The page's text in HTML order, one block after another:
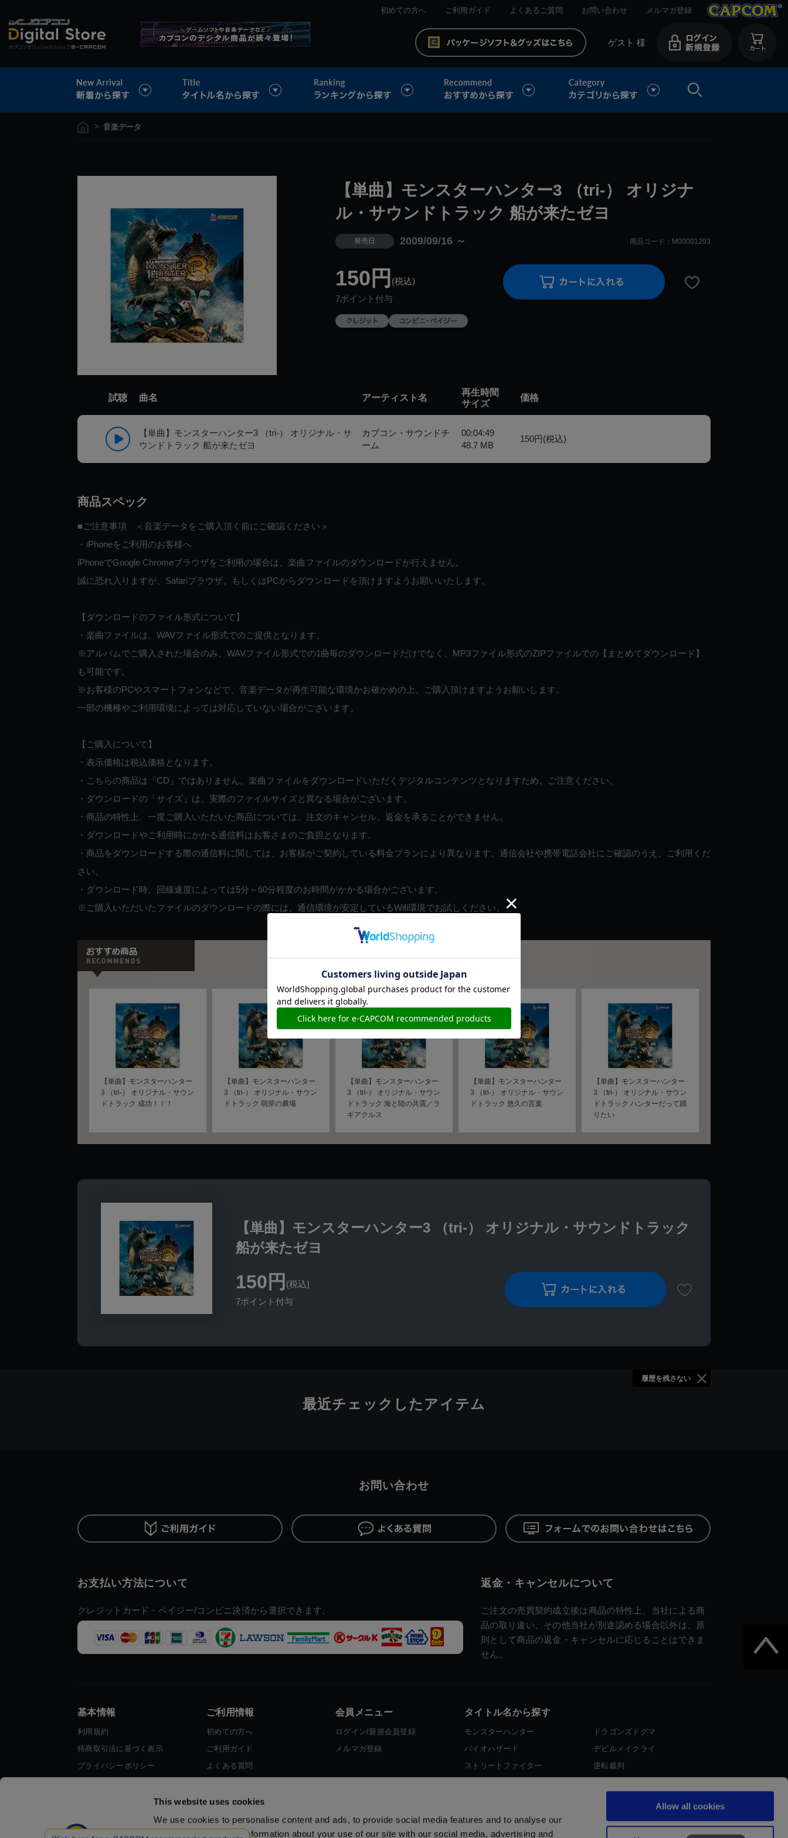
This website uses cookies
We use cookies to personalise content and ads, to provide social media features and to analyse our
traffic. We also share information about your use of our site with our social media, advertising and
Allow all cookies
初めての方へ ご利用ガイド よくあるご質問 お問い合わせ メルマガ登録
ゲスト 様
> 音楽データ
【単曲】モンスターハンター3 （tri-） オリジナ
ル・サウンドトラック 船が来たゼヨ
発売日 2009/09/16 ～ 商品コード：M00001293
150円 (税込)
7ポイント付与
試聴 曲名 アーティスト名
再生時間
サイズ
価格
【単曲】モンスターハンター3 （tri-） オリジナル・サ
ウンドトラック 船が来たゼヨ
カプコン・サウンドチ
ーム
00:04:49
48.7 MB
150円(税込)
商品スペック
■ご注意事項 ＜音楽データをご購入頂く前にご確認ください＞
・iPhoneをご利用のお客様へ
iPhoneでGoogle Chromeブラウザをご利用の場合は、楽曲ファイルのダウンロードが行えません。
誠に恐れ入りますが、Safariブラウザ、もしくはPCからダウンロードを頂けますようお願いいたします。
【ダウンロードのファイル形式について】
・楽曲ファイルは、WAVファイル形式でのご提供となります。
※アルバムでご購入された場合のみ、WAVファイル形式での1曲毎のダウンロードだけでなく、MP3ファイル形式のZIPファイルでの【まとめてダウンロード】
も可能です。
※お客様のPCやスマートフォンなどで、音楽データが再生可能な環境かお確かめの上、ご購入頂けますようお願いします。
一部の機種やご利用環境によっては対応していない場合がございます。
【ご購入について】
・表示価格は税込価格となります。
・こちらの商品は「CD」ではありません。楽曲ファイルをダウンロードいただくデジタルコンテンツとなりますため、ご注意ください。
・ダウンロードの「サイズ」は、実際のファイルサイズと異なる場合がございます。
・商品の特性上、一度ご購入いただいた商品については、注文のキャンセル、返金を承ることができません。
・ダウンロードやご利用時にかかる通信料はお客さまのご負担となります。
・商品をダウンロードする際の通信料に関しては、お客様がご契約している料金プランにより異なります。通信会社や携帯電話会社にご確認のうえ、ご利用くだ
さい。
・ダウンロード時、回線速度によっては5分～60分程度のお時間がかかる場合がございます。
※ご購入いただいたファイルのダウンロードの際には、通信環境が安定しているWifi環境でお試しください。
【単曲】モンスターハンター
3 （tri-） オリジナル・サウン
ドトラック 成功！！！
【単曲】モンスターハンター
3 （tri-） オリジナル・サウン
ドトラック 萌芽の農場
【単曲】モンスターハンター
3 （tri-） オリジナル・サウン
ドトラック 海と陸の共震／ラ
ギアクルス
【単曲】モンスターハンター
3 （tri-） オリジナル・サウン
ドトラック 悠久の言葉
【単曲】モンスターハンター
3 （tri-） オリジナル・サウン
ドトラック ハンターだって踊
りたい
【単曲】モンスターハンター3 （tri-） オリジナル・サウンドトラック
船が来たゼヨ
150円 (税込)
7ポイント付与
最近チェックしたアイテム
履歴を残さない
お支払い方法について
クレジットカード・ペイジー/コンビニ決済から選択できます。
返金・キャンセルについて
ご注文の売買契約成立後は商品の特性上、当社による商
品の取り違い、その他当社が別途認める場合以外は、原
則として商品の返金・キャンセルに応じることはできま
せん。
お問い合わせ
基本情報
利用規約
特商取引法に基づく表示
プライバシーポリシー
ご利用情報
初めての方へ
ご利用ガイド
よくある質問
会員メニュー
ログイン/新規会員登録
メルマガ登録
タイトル名から探す
モンスターハンター
バイオハザード
ストリートファイター
ドラゴンズドグマ
デビルメイクライ
逆転裁判